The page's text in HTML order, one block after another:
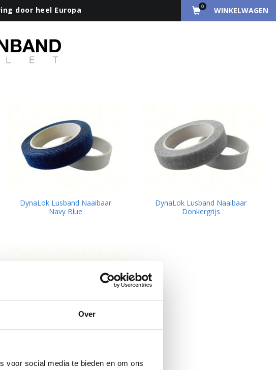
Over
voor social media te bieden en om ons
door heel Europa WINKELWAGEN
0
DynaLok Lusband Naaibaar
Navy Blue
DynaLok Lusband Naaibaar
Donkergrijs